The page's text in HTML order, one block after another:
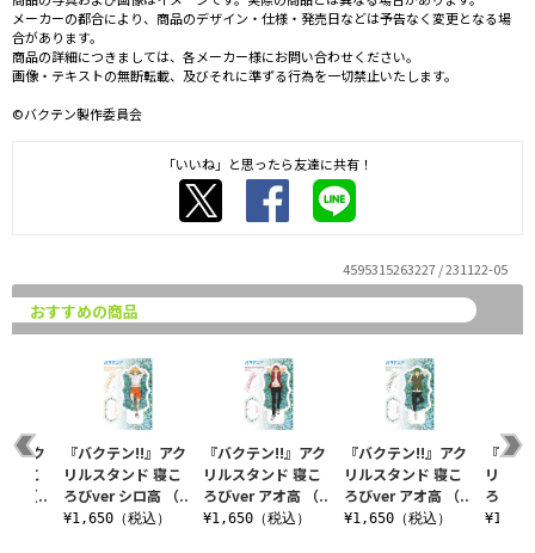
メーカーの都合により、商品のデザイン・仕様・発売日などは予告なく変更となる場
合があります。
商品の詳細につきましては、各メーカー様にお問い合わせください。
画像・テキストの無断転載、及びそれに準ずる行為を一切禁止いたします。
©バクテン製作委員会
「いいね」と思ったら友達に共有！
4595315263227 / 231122-05
おすすめの商品
『バクテン!!』アク
リルスタンド 寝こ
ろびver アオ高 （..
¥1,650（税込）
『バクテン!!』アク
リルスタンド 寝こ
ろびver アオ高 （..
¥1,650（税込）
『バ
リルス
ろび
¥1,650
アク
寝こ
高 （..
『バクテン!!』アク
リルスタンド 寝こ
ろびver シロ高 （..
¥1,650（税込）